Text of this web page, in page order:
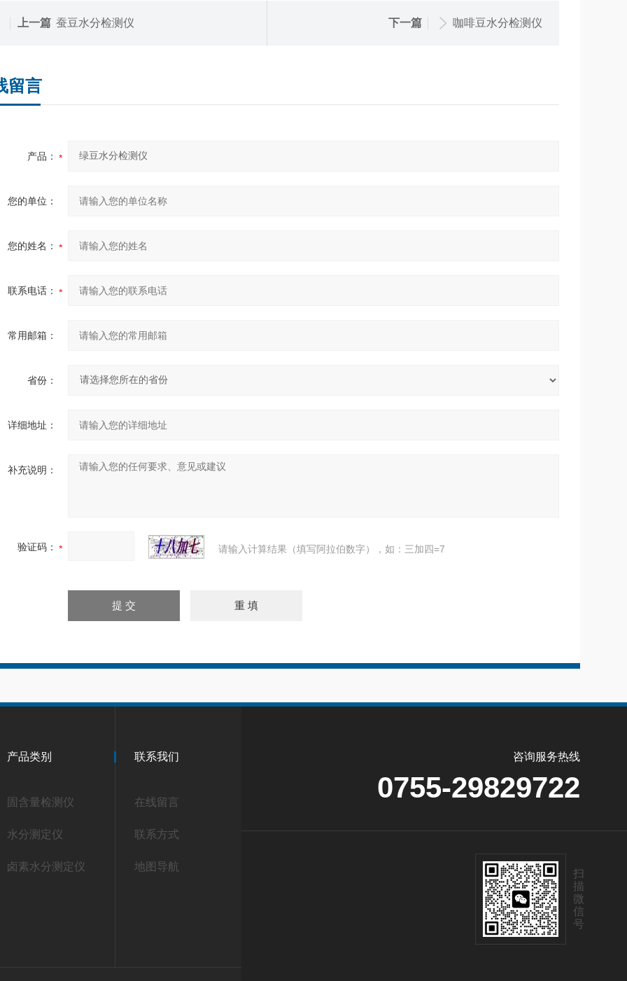
上一篇 蚕豆水分检测仪 下一篇 咖啡豆水分检测仪
留言
产品：
您的单位：
您的姓名：
联系电话：
常用邮箱：
省份：
详细地址：
补充说明：
验证码： 请输入计算结果（填写阿拉伯数字），如：三加四=7
产品类别
固含量检测仪
水分测定仪
卤素水分测定仪
联系我们
在线留言
联系方式
地图导航
咨询服务热线
0755-29829722
扫
描
微
信
号